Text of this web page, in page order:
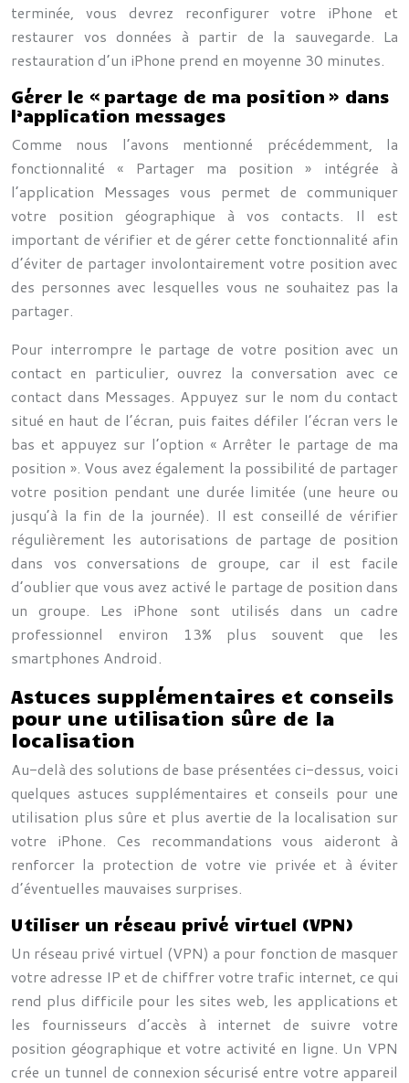
terminée, vous devrez reconfigurer votre iPhone et
restaurer vos données à partir de la sauvegarde. La
restauration d’un iPhone prend en moyenne 30 minutes.
Gérer le « partage de ma position » dans
l’application messages
Comme nous l’avons mentionné précédemment, la
fonctionnalité « Partager ma position » intégrée à
l’application Messages vous permet de communiquer
votre position géographique à vos contacts. Il est
important de vérifier et de gérer cette fonctionnalité afin
d’éviter de partager involontairement votre position avec
des personnes avec lesquelles vous ne souhaitez pas la
partager.
Pour interrompre le partage de votre position avec un
contact en particulier, ouvrez la conversation avec ce
contact dans Messages. Appuyez sur le nom du contact
situé en haut de l’écran, puis faites défiler l’écran vers le
bas et appuyez sur l’option « Arrêter le partage de ma
position ». Vous avez également la possibilité de partager
votre position pendant une durée limitée (une heure ou
jusqu’à la fin de la journée). Il est conseillé de vérifier
régulièrement les autorisations de partage de position
dans vos conversations de groupe, car il est facile
d’oublier que vous avez activé le partage de position dans
un groupe. Les iPhone sont utilisés dans un cadre
professionnel environ 13% plus souvent que les
smartphones Android.
Astuces supplémentaires et conseils
pour une utilisation sûre de la
localisation
Au-delà des solutions de base présentées ci-dessus, voici
quelques astuces supplémentaires et conseils pour une
utilisation plus sûre et plus avertie de la localisation sur
votre iPhone. Ces recommandations vous aideront à
renforcer la protection de votre vie privée et à éviter
d’éventuelles mauvaises surprises.
Utiliser un réseau privé virtuel (VPN)
Un réseau privé virtuel (VPN) a pour fonction de masquer
votre adresse IP et de chiffrer votre trafic internet, ce qui
rend plus difficile pour les sites web, les applications et
les fournisseurs d’accès à internet de suivre votre
position géographique et votre activité en ligne. Un VPN
crée un tunnel de connexion sécurisé entre votre appareil